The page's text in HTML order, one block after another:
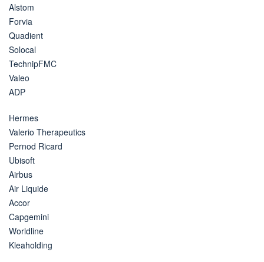
Alstom
Forvia
Quadient
Solocal
TechnipFMC
Valeo
ADP
Hermes
Valerio Therapeutics
Pernod Ricard
Ubisoft
Airbus
Air Liquide
Accor
Capgemini
Worldline
Kleaholding